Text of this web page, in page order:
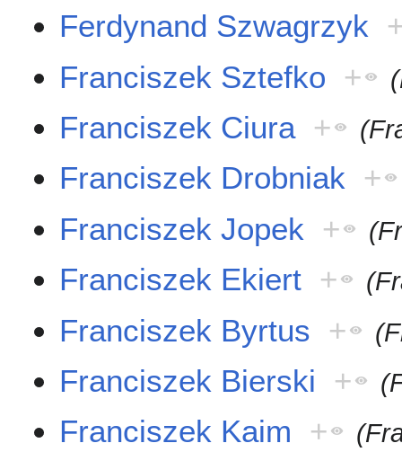
Ferdynand Szwagrzyk
Franciszek Sztefko +
Franciszek Ciura +
Franciszek Drobniak +
Franciszek Jopek +
Franciszek Ekiert +
Franciszek Byrtus +
Franciszek Bierski +
Franciszek Kaim +